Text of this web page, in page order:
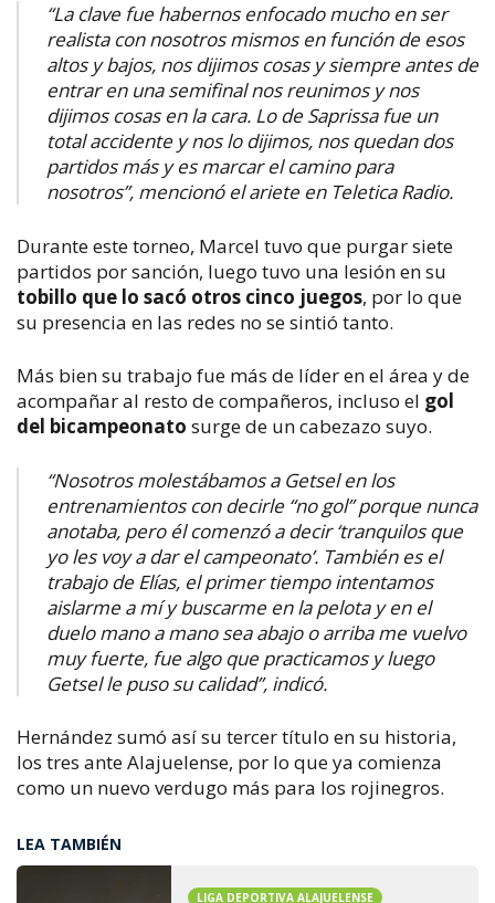
“La clave fue habernos enfocado mucho en ser
realista con nosotros mismos en función de esos
altos y bajos, nos dijimos cosas y siempre antes de
entrar en una semifinal nos reunimos y nos
dijimos cosas en la cara. Lo de Saprissa fue un
total accidente y nos lo dijimos, nos quedan dos
partidos más y es marcar el camino para
nosotros”, mencionó el ariete en Teletica Radio.
Durante este torneo, Marcel tuvo que purgar siete
partidos por sanción, luego tuvo una lesión en su
tobillo que lo sacó otros cinco juegos, por lo que
su presencia en las redes no se sintió tanto.
Más bien su trabajo fue más de líder en el área y de
acompañar al resto de compañeros, incluso el gol
del bicampeonato surge de un cabezazo suyo.
“Nosotros molestábamos a Getsel en los
entrenamientos con decirle “no gol” porque nunca
anotaba, pero él comenzó a decir ‘tranquilos que
yo les voy a dar el campeonato’. También es el
trabajo de Elías, el primer tiempo intentamos
aislarme a mí y buscarme en la pelota y en el
duelo mano a mano sea abajo o arriba me vuelvo
muy fuerte, fue algo que practicamos y luego
Getsel le puso su calidad”, indicó.
Hernández sumó así su tercer título en su historia,
los tres ante Alajuelense, por lo que ya comienza
como un nuevo verdugo más para los rojinegros.
LEA TAMBIÉN
LIGA DEPORTIVA ALAJUELENSE